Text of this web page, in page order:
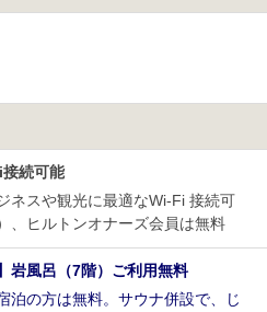
続可能
ネスや観光に最適なWi-Fi 接続可
、ヒルトンオナーズ会員は無料
岩風呂（7階）ご利用無料
泊の方は無料。サウナ併設で、じ